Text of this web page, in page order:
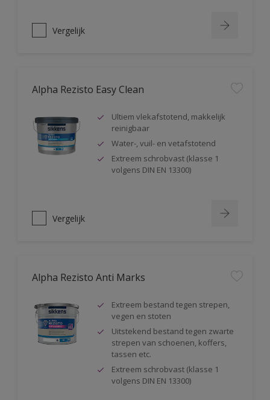
Vergelijk
Alpha Rezisto Easy Clean
Ultiem vlekafstotend, makkelijk
reinigbaar
Water-, vuil- en vetafstotend
Extreem schrobvast (klasse 1
volgens DIN EN 13300)
Vergelijk
Alpha Rezisto Anti Marks
Extreem bestand tegen strepen,
vegen en stoten
Uitstekend bestand tegen zwarte
strepen van schoenen, koffers,
tassen etc.
Extreem schrobvast (klasse 1
volgens DIN EN 13300)